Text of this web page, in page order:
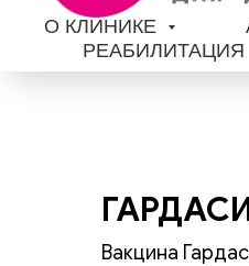
О КЛИНИКЕ
РЕАБИЛИТАЦИЯ
Вакцина